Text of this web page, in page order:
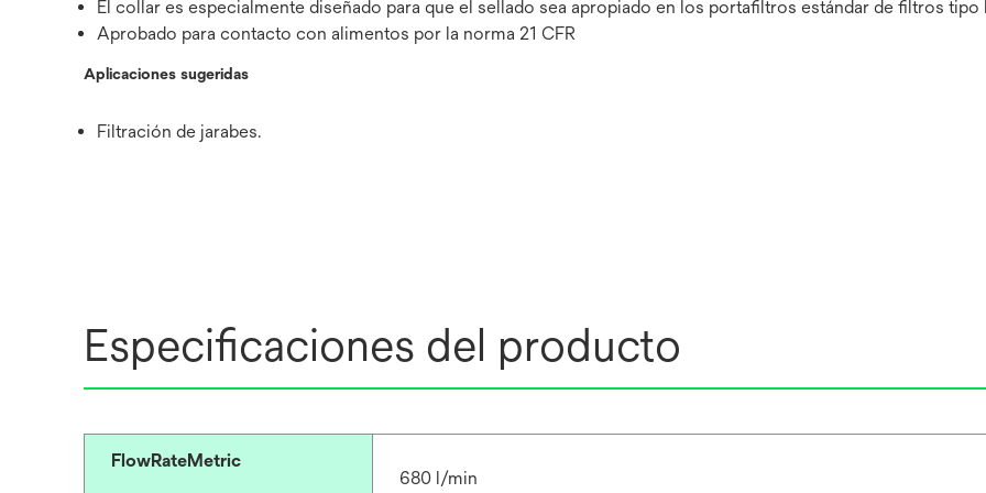
El collar es especialmente diseñado para que el sellado sea apropiado en los portafiltros estándar de filtros tipo
Aprobado para contacto con alimentos por la norma 21 CFR
Aplicaciones sugeridas
Filtración de jarabes.
Especificaciones del producto
FlowRateMetric
680 l/min